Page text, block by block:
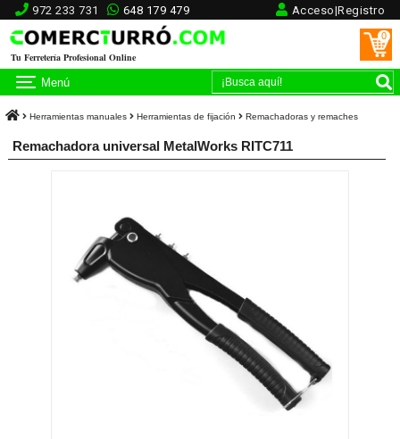
972 233 731 648 179 479 Acceso|Registro
Tu Ferretería Profesional Online
0
Menú
Herramientas manuales Herramientas de fijación Remachadoras y remaches
Remachadora universal MetalWorks RITC711